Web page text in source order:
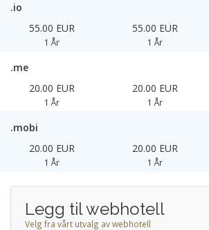
.io
55.00 EUR
1 År
55.00 EUR
1 År
.me
20.00 EUR
1 År
20.00 EUR
1 År
.mobi
20.00 EUR
1 År
20.00 EUR
1 År
Legg til webhotell
Velg fra vårt utvalg av webhotell